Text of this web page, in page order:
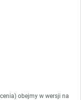
obejmy w wersji na